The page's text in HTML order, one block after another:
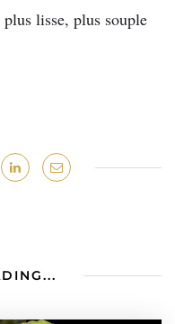
lisse, plus souple